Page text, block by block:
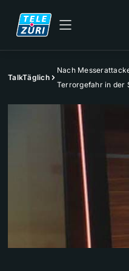
TalkTäglich
Nach
Terrorgefahr in der